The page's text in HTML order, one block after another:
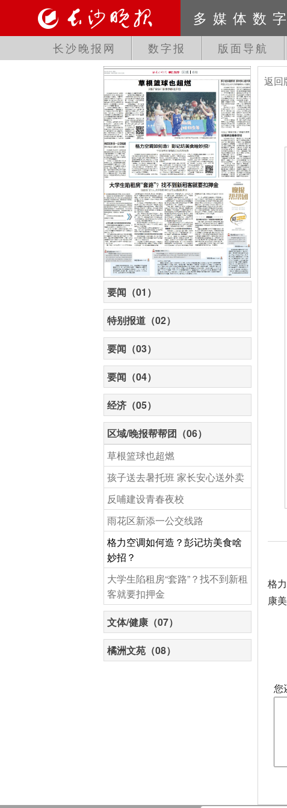
多媒体数
长沙晚报网 数字报 版面导航
要闻（01）
特别报道（02）
要闻（03）
要闻（04）
经济（05）
区域/晚报帮帮团（06）
草根篮球也超燃
孩子送去暑托班 家长安心送外卖
反哺建设青春夜校
雨花区新添一公交线路
格力空调如何造？彭记坊美食啥
妙招？
大学生陷租房“套路”？找不到新租
客就要扣押金
文体/健康（07）
橘洲文苑（08）
返回
格
康
您